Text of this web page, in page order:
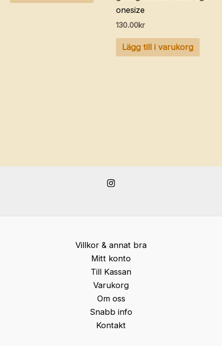
onesize
130.00kr
Lägg till i varukorg
Villkor & annat bra
Mitt konto
Till Kassan
Varukorg
Om oss
Snabb info
Kontakt